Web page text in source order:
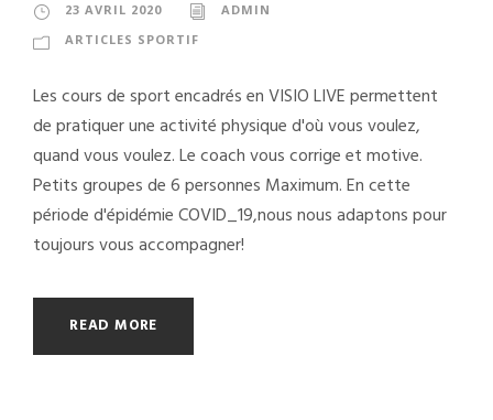
23 AVRIL 2020
ADMIN
ARTICLES SPORTIF
Les cours de sport encadrés en VISIO LIVE permettent
de pratiquer une activité physique d'où vous voulez,
quand vous voulez. Le coach vous corrige et motive.
Petits groupes de 6 personnes Maximum. En cette
période d'épidémie COVID_19,nous nous adaptons pour
toujours vous accompagner!
READ MORE